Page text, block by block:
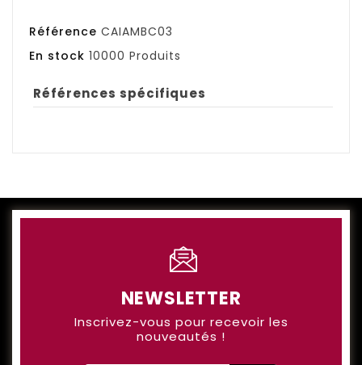
Référence CAIAMBC03
En stock 10000 Produits
Références spécifiques
NEWSLETTER
Inscrivez-vous pour recevoir les
nouveautés !